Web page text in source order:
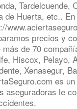
Tardelcuende,
de Huerta, etc.. En
precios y
más de 70
Hiscox, Pelayo,
Xenasegur,
es
aseguradoras le